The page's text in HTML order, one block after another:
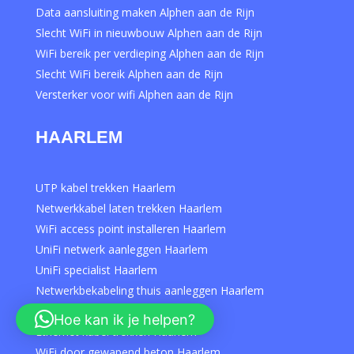
Data aansluiting maken Alphen aan de Rijn
Slecht WiFi in nieuwbouw Alphen aan de Rijn
WiFi bereik per verdieping Alphen aan de Rijn
Slecht WiFi bereik Alphen aan de Rijn
Versterker voor wifi Alphen aan de Rijn
HAARLEM
UTP kabel trekken Haarlem
Netwerkkabel laten trekken Haarlem
WiFi access point installeren Haarlem
UniFi netwerk aanleggen Haarlem
UniFi specialist Haarlem
Netwerkbekabeling thuis aanleggen Haarlem
Extra internetpunt maken Haarlem
Ethernet kabel trekken Haarlem
Hoe kan ik je helpen?